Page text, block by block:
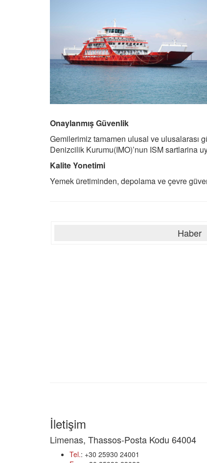
Onaylanmış Güvenlik
Gemilerimiz tamamen ulusal ve ulusalarası
Denizcilik Kurumu(IMO)’nun ISM sartlarina
Kalite Yonetimi
Yemek üretiminden, depolama ve çevre
Haber
İletişim
Limenas, Thassos-Posta Kodu 64004
Tel.: +30 25930 24001